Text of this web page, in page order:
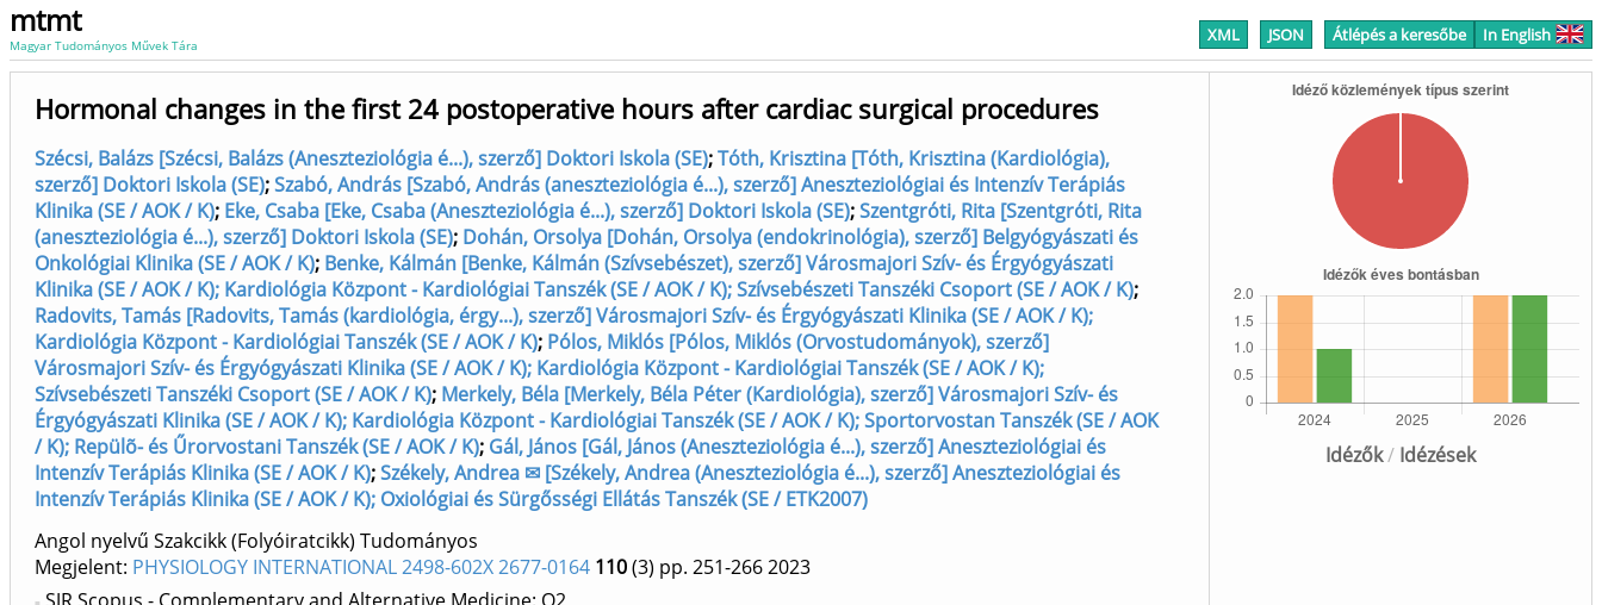
mtmt
Magyar Tudományos Művek Tára XML JSON Átlépés a keresőbe In English
Idézők/ Idézések
Hormonal changes in the first 24 postoperative hours after cardiac surgical procedures
Szécsi, Balázs [Szécsi, Balázs (Aneszteziológia é...), szerző] Doktori Iskola (SE);Tóth, Krisztina [Tóth, Krisztina (Kardiológia),
szerző] Doktori Iskola (SE);Szabó, András [Szabó, András (aneszteziológia é...), szerző] Aneszteziológiai és Intenzív Terápiás
Klinika (SE / AOK / K); Eke, Csaba [Eke, Csaba (Aneszteziológia é...), szerző] Doktori Iskola (SE);Szentgróti, Rita [Szentgróti, Rita
(aneszteziológia é...), szerző] Doktori Iskola (SE); Dohán, Orsolya [Dohán, Orsolya (endokrinológia), szerző] Belgyógyászati és
Onkológiai Klinika (SE / AOK / K); Benke, Kálmán [Benke, Kálmán (Szívsebészet), szerző] Városmajori Szív- és Érgyógyászati
Klinika (SE / AOK / K); Kardiológia Központ - Kardiológiai Tanszék (SE / AOK / K); Szívsebészeti Tanszéki Csoport (SE / AOK / K);
Radovits, Tamás [Radovits, Tamás (kardiológia, érgy...), szerző] Városmajori Szív- és Érgyógyászati Klinika (SE / AOK / K);
Kardiológia Központ - Kardiológiai Tanszék (SE / AOK / K); Pólos, Miklós [Pólos, Miklós (Orvostudományok), szerző]
Városmajori Szív- és Érgyógyászati Klinika (SE / AOK / K); Kardiológia Központ - Kardiológiai Tanszék (SE / AOK / K);
Szívsebészeti Tanszéki Csoport (SE / AOK / K); Merkely, Béla [Merkely, Béla Péter (Kardiológia), szerző] Városmajori Szív- és
Érgyógyászati Klinika (SE / AOK / K); Kardiológia Központ - Kardiológiai Tanszék (SE / AOK / K); Sportorvostan Tanszék (SE / AOK
/ K); Repülõ- és Űrorvostani Tanszék (SE / AOK / K); Gál, János [Gál, János (Aneszteziológia é...), szerző] Aneszteziológiai és
Intenzív Terápiás Klinika (SE / AOK / K);Székely, Andrea ✉ [Székely, Andrea (Aneszteziológia é...), szerző] Aneszteziológiai és
Intenzív Terápiás Klinika (SE / AOK / K); Oxiológiai és Sürgősségi Ellátás Tanszék (SE / ETK2007)
Angol nyelvű Szakcikk (Folyóiratcikk) Tudományos
Megjelent: PHYSIOLOGY INTERNATIONAL 2498-602X 2677-0164 110(3) pp. 251-2662023